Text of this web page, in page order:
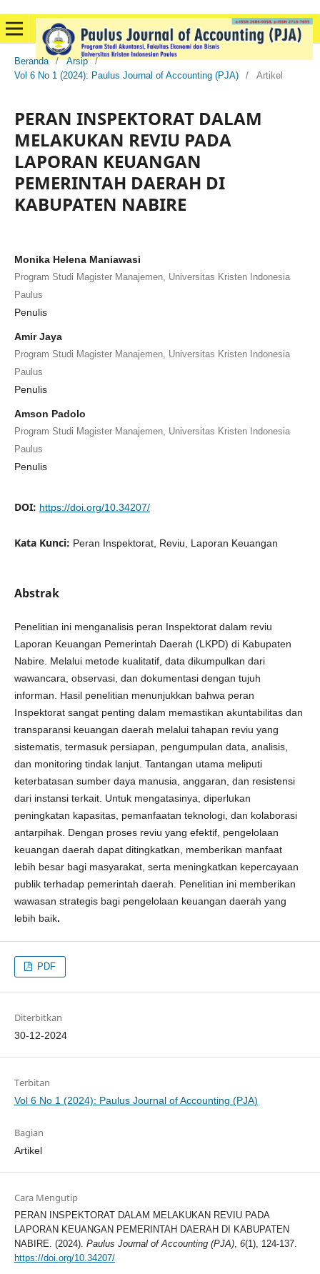
Beranda / Arsip
/
Vol 6 No 1 (2024): Paulus Journal of Accounting (PJA)
/ Artikel
PERAN INSPEKTORAT DALAM
MELAKUKAN REVIU PADA
LAPORAN KEUANGAN
PEMERINTAH DAERAH DI
KABUPATEN NABIRE
Monika Helena Maniawasi
Program Studi Magister Manajemen, Universitas Kristen Indonesia
Paulus
Penulis
Amir Jaya
Program Studi Magister Manajemen, Universitas Kristen Indonesia
Paulus
Penulis
Amson Padolo
Program Studi Magister Manajemen, Universitas Kristen Indonesia
Paulus
Penulis
DOI: https://doi.org/10.34207/
Kata Kunci: Peran Inspektorat, Reviu, Laporan Keuangan
Abstrak
Penelitian ini menganalisis peran Inspektorat dalam reviu
Laporan Keuangan Pemerintah Daerah (LKPD) di Kabupaten
Nabire. Melalui metode kualitatif, data dikumpulkan dari
wawancara, observasi, dan dokumentasi dengan tujuh
informan. Hasil penelitian menunjukkan bahwa peran
Inspektorat sangat penting dalam memastikan akuntabilitas dan
transparansi keuangan daerah melalui tahapan reviu yang
sistematis, termasuk persiapan, pengumpulan data, analisis,
dan monitoring tindak lanjut. Tantangan utama meliputi
keterbatasan sumber daya manusia, anggaran, dan resistensi
dari instansi terkait. Untuk mengatasinya, diperlukan
peningkatan kapasitas, pemanfaatan teknologi, dan kolaborasi
antarpihak. Dengan proses reviu yang efektif, pengelolaan
keuangan daerah dapat ditingkatkan, memberikan manfaat
lebih besar bagi masyarakat, serta meningkatkan kepercayaan
publik terhadap pemerintah daerah. Penelitian ini memberikan
wawasan strategis bagi pengelolaan keuangan daerah yang
lebih baik.
PDF
Diterbitkan
30-12-2024
Terbitan
Vol 6 No 1 (2024): Paulus Journal of Accounting (PJA)
Bagian
Artikel
Cara Mengutip
PERAN INSPEKTORAT DALAM MELAKUKAN REVIU PADA
LAPORAN KEUANGAN PEMERINTAH DAERAH DI KABUPATEN
NABIRE. (2024). Paulus Journal of Accounting (PJA), 6(1), 124-137.
https://doi.org/10.34207/